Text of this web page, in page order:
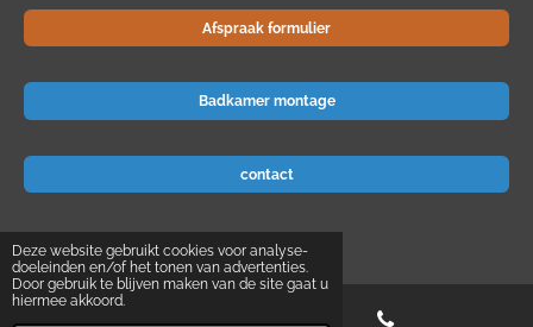
Deze website gebruikt cookies voor analyse-
doeleinden en/of het tonen van advertenties.
Door gebruik te blijven maken van de site gaat u
hiermee akkoord.
Afspraak formulier
Badkamer montage
contact